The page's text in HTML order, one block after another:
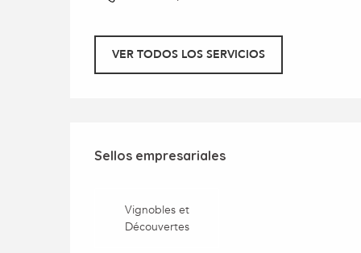
VER TODOS LOS SERVICIOS
Oferta de
Sellos empresariales
Sellos empresariales
Vignobles et
Découvertes